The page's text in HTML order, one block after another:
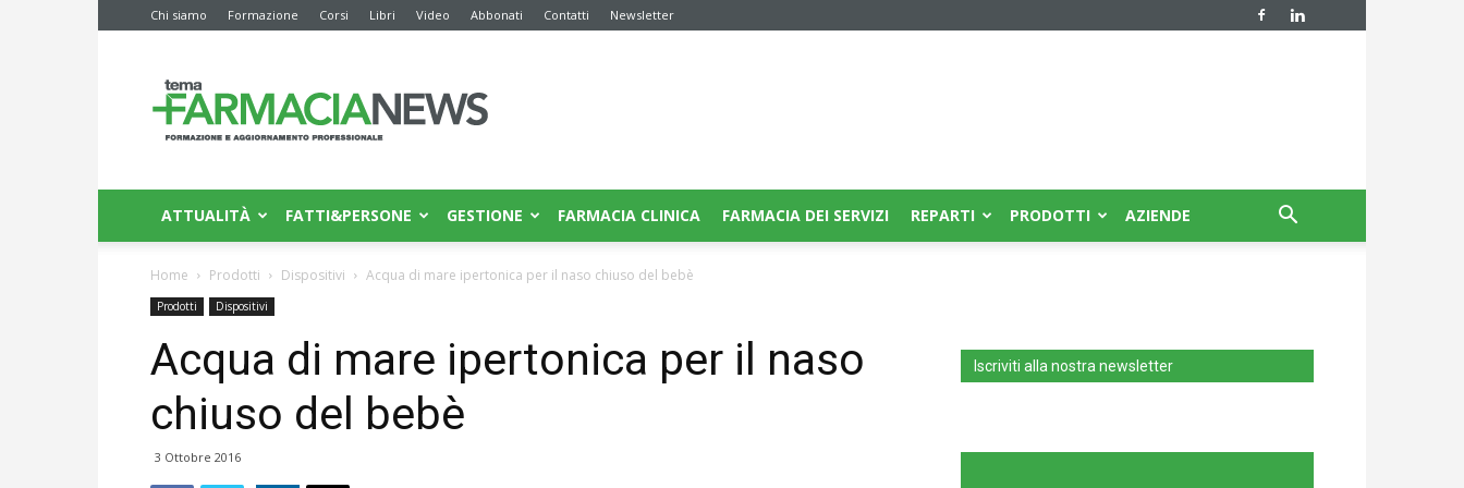
Chi siamo Formazione Corsi Libri Video Abbonati Contatti Newsletter
News
ATTUALITÀ FATTI&PERSONE GESTIONE FARMACIA CLINICA FARMACIA DEI SERVIZI REPARTI PRODOTTI AZIENDE
Home Prodotti Dispositivi Acqua di mare ipertonica per il naso chiuso del bebè
Prodotti Dispositivi
Acqua di mare ipertonica per il naso
chiuso del bebè
3 Ottobre 2016
Iscriviti alla nostra newsletter